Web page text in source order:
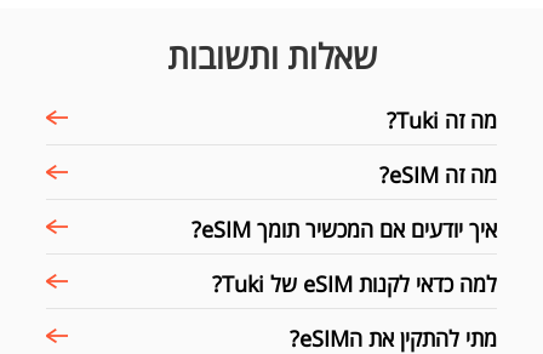
שאלות ותשובות
מה זה Tuki?
מה זה eSIM?
איך יודעים אם המכשיר תומך eSIM?
למה כדאי לקנות eSIM של Tuki?
מתי להתקין את הeSIM?